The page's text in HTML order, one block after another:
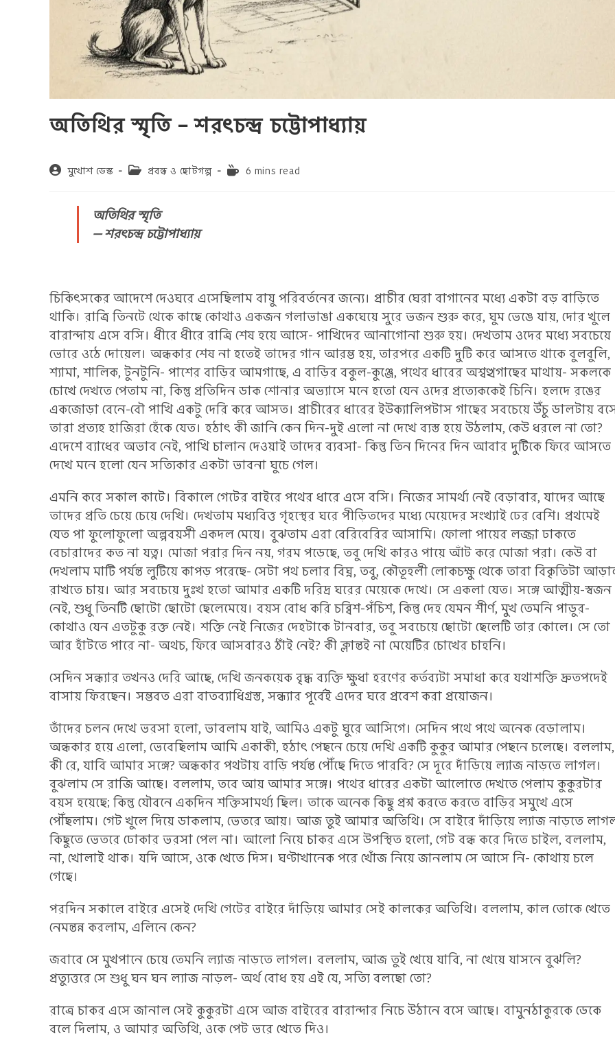
অতিথির স্মৃতি – শরৎচন্দ্র চট্টোপাধ্যায়
Postমুখোশ ডেস্ক
Postপ্রবন্ধ ও ছোটগল্প
Reading6 mins read
অতিথির স্মৃতি
— শরৎচন্দ্র চট্টোপাধ্যায়
চিকিৎসকের আদেশে দেওঘরে এসেছিলাম বায়ু পরিবর্তনের জন্যে। প্রাচীর ঘেরা বাগানের মধ্যে একটা বড় বাড়িতে
থাকি। রাত্রি তিনটে থেকে কাছে কোথাও একজন গলাভাঙা একঘেয়ে সুরে ভজন শুরু করে, ঘুম ভেঙে যায়, দোর খুলে
বারান্দায় এসে বসি। ধীরে ধীরে রাত্রি শেষ হয়ে আসে- পাখিদের আনাগোনা শুরু হয়। দেখতাম ওদের মধ্যে সবচেয়ে
ভোরে ওঠে দোয়েল। অন্ধকার শেষ না হতেই তাদের গান আরম্ভ হয়, তারপরে একটি দুটি করে আসতে থাকে বুলবুলি,
শ্যামা, শালিক, টুনটুনি- পাশের বাড়ির আমগাছে, এ বাড়ির বকুল-কুঞ্জে, পথের ধারের অশ্বত্থগাছের মাথায়- সকলকে
চোখে দেখতে পেতাম না, কিন্তু প্রতিদিন ডাক শোনার অভ্যাসে মনে হতো যেন ওদের প্রত্যেককেই চিনি। হলদে রঙের
একজোড়া বেনে-বৌ পাখি একটু দেরি করে আসত। প্রাচীরের ধারের ইউক্যালিপটাস গাছের সবচেয়ে উঁচু ডালটায়
তারা প্রত্যহ হাজিরা হেঁকে যেত। হঠাৎ কী জানি কেন দিন-দুই এলো না দেখে ব্যস্ত হয়ে উঠলাম, কেউ ধরলে না তো?
এদেশে ব্যাধের অভাব নেই, পাখি চালান দেওয়াই তাদের ব্যবসা- কিন্তু তিন দিনের দিন আবার দুটিকে ফিরে আসতে
দেখে মনে হলো যেন সত্যিকার একটা ভাবনা ঘুচে গেল।
এমনি করে সকাল কাটে। বিকালে গেটের বাইরে পথের ধারে এসে বসি। নিজের সামর্থ্য নেই বেড়াবার, যাদের আছে
তাদের প্রতি চেয়ে চেয়ে দেখি। দেখতাম মধ্যবিত্ত গৃহস্থের ঘরে পীড়িতদের মধ্যে মেয়েদের সংখ্যাই ঢের বেশি। প্রথমেই
যেত পা ফুলোফুলো অল্পবয়সী একদল মেয়ে। বুঝতাম এরা বেরিবেরির আসামি। ফোলা পায়ের লজ্জা ঢাকতে
বেচারাদের কত না যত্ন। মোজা পরার দিন নয়, গরম পড়েছে, তবু দেখি কারও পায়ে আঁট করে মোজা পরা। কেউ বা
দেখলাম মাটি পর্যন্ত লুটিয়ে কাপড় পরেছে- সেটা পথ চলার বিঘ্ন, তবু, কৌতূহলী লোকচক্ষু থেকে তারা বিকৃতিটা
রাখতে চায়। আর সবচেয়ে দুঃখ হতো আমার একটি দরিদ্র ঘরের মেয়েকে দেখে। সে একলা যেত। সঙ্গে আত্মীয়-স্বজন
নেই, শুধু তিনটি ছোটো ছোটো ছেলেমেয়ে। বয়স বোধ করি চব্বিশ-পঁচিশ, কিন্তু দেহ যেমন শীর্ণ, মুখ তেমনি পাড়ুর-
কোথাও যেন এতটুকু রক্ত নেই। শক্তি নেই নিজের দেহটাকে টানবার, তবু সবচেয়ে ছোটো ছেলেটি তার কোলে। সে তো
আর হাঁটতে পারে না- অথচ, ফিরে আসবারও ঠাঁই নেই? কী ক্লান্তই না মেয়েটির চোখের চাহনি।
সেদিন সন্ধ্যার তখনও দেরি আছে, দেখি জনকয়েক বৃদ্ধ ব্যক্তি ক্ষুধা হরণের কর্তব্যটা সমাধা করে যথাশক্তি দ্রুতপদেই
বাসায় ফিরছেন। সম্ভবত এরা বাতব্যাধিগ্রস্ত, সন্ধ্যার পূর্বেই এদের ঘরে প্রবেশ করা প্রয়োজন।
তাঁদের চলন দেখে ভরসা হলো, ভাবলাম যাই, আমিও একটু ঘুরে আসিগে। সেদিন পথে পথে অনেক বেড়ালাম।
অন্ধকার হয়ে এলো, ভেবেছিলাম আমি একাকী, হঠাৎ পেছনে চেয়ে দেখি একটি কুকুর আমার পেছনে চলেছে। বললাম,
কী রে, যাবি আমার সঙ্গে? অন্ধকার পথটায় বাড়ি পর্যন্ত পৌঁছে দিতে পারবি? সে দূরে দাঁড়িয়ে ল্যাজ নাড়তে লাগল।
বুঝলাম সে রাজি আছে। বললাম, তবে আয় আমার সঙ্গে। পথের ধারের একটা আলোতে দেখতে পেলাম কুকুরটার
বয়স হয়েছে; কিন্তু যৌবনে একদিন শক্তিসামর্থ্য ছিল। তাকে অনেক কিছু প্রশ্ন করতে করতে বাড়ির সমুখে এসে
পৌঁছলাম। গেট খুলে দিয়ে ডাকলাম, ভেতরে আয়। আজ তুই আমার অতিথি। সে বাইরে দাঁড়িয়ে ল্যাজ নাড়তে
কিছুতে ভেতরে ঢোকার ভরসা পেল না। আলো নিয়ে চাকর এসে উপস্থিত হলো, গেট বন্ধ করে দিতে চাইল, বললাম,
না, খোলাই থাক। যদি আসে, ওকে খেতে দিস। ঘণ্টাখানেক পরে খোঁজ নিয়ে জানলাম সে আসে নি- কোথায় চলে
গেছে।
পরদিন সকালে বাইরে এসেই দেখি গেটের বাইরে দাঁড়িয়ে আমার সেই কালকের অতিথি। বললাম, কাল তোকে খেতে
নেমন্তন্ন করলাম, এলিনে কেন?
জবাবে সে মুখপানে চেয়ে তেমনি ল্যাজ নাড়তে লাগল। বললাম, আজ তুই খেয়ে যাবি, না খেয়ে যাসনে বুঝলি?
প্রত্যুত্তরে সে শুধু ঘন ঘন ল্যাজ নাড়ল- অর্থ বোধ হয় এই যে, সত্যি বলছো তো?
রাত্রে চাকর এসে জানাল সেই কুকুরটা এসে আজ বাইরের বারান্দার নিচে উঠানে বসে আছে। বামুনঠাকুরকে ডেকে
বলে দিলাম, ও আমার অতিথি, ওকে পেট ভরে খেতে দিও।